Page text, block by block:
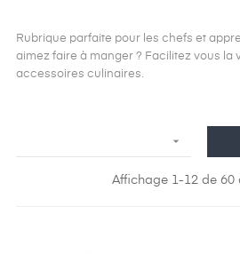
Rubrique parfaite pour les chefs et
aimez faire à manger ? Facilitez vous la
accessoires culinaires.

Affichage 1-12 de 60